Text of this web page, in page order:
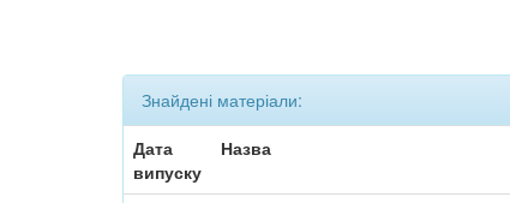
Знайдені матеріали:
Дата
випуску
Назва